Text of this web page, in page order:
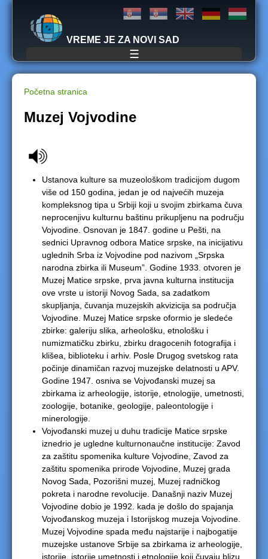
Jump to navigation
VREME JE ZA NOVI SAD
☰
Y
u
Početna stranica
Muzej Vojvodine
Ustanova kulture sa muzeološkom tradicijom dugom
više od 150 godina, jedan je od najvećih muzeja
kompleksnog tipa u Srbiji koji u svojim zbirkama čuva
neprocenjivu kulturnu baštinu prikupljenu na području
Vojvodine. Osnovan je 1847. godine u Pešti, na
sednici Upravnog odbora Matice srpske, na inicijativu
uglednih Srba iz Vojvodine pod nazivom „Srpska
narodna zbirka ili Museum”. Godine 1933. otvoren je
Muzej Matice srpske, prva javna kulturna institucija
ove vrste u istoriji Novog Sada, sa zadatkom
skupljanja, čuvanja muzejskih akvizicija sa područja
Vojvodine. Muzej Matice srpske oformio je sledeće
zbirke: galeriju slika, arheološku, etnološku i
numizmatičku zbirku, zbirku dragocenih fotografija i
klišea, biblioteku i arhiv. Posle Drugog svetskog rata
počinje dinamičan razvoj muzejske delatnosti u APV.
Godine 1947. osniva se Vojvođanski muzej sa
zbirkama iz arheologije, istorije, etnologije, umetnosti,
zoologije, botanike, geologije, paleontologije i
minerologije.
Vojvođanski muzej u duhu tradicije Matice srpske
iznedrio je ugledne kulturnonaučne institucije: Zavod
za zaštitu spomenika kulture Vojvodine, Zavod za
zaštitu spomenika prirode Vojvodine, Muzej grada
Novog Sada, Pozorišni muzej, Muzej radničkog
pokreta i narodne revolucije. Današnji naziv Muzej
Vojvodine dobio je 1992. kada je došlo do spajanja
Vojvođanskog muzeja i Istorijskog muzeja Vojvodine.
Muzej Vojvodine spada među najstarije i najbogatije
muzejske ustanove Srbije sa zbirkama iz arheologije,
istorije, istorije umetnosti i etnologije koji čuvaju blizu